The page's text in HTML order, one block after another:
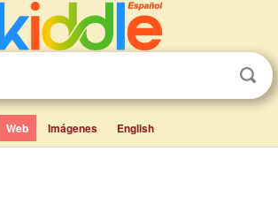
Web Imágenes English